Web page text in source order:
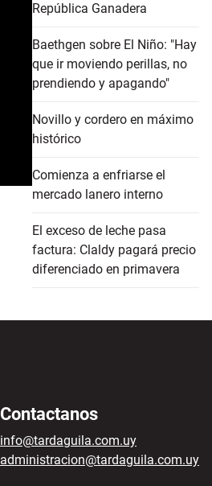
República Ganadera
Baethgen sobre El Niño: "Hay
que ir moviendo perillas, no
prendiendo y apagando"
Novillo y cordero en máximo
histórico
Comienza a enfriarse el
mercado lanero interno
El exceso de leche pasa
factura: Claldy pagará precio
diferenciado en primavera
Contactanos
info@tardaguila.com.uy
administracion@tardaguila.com.uy